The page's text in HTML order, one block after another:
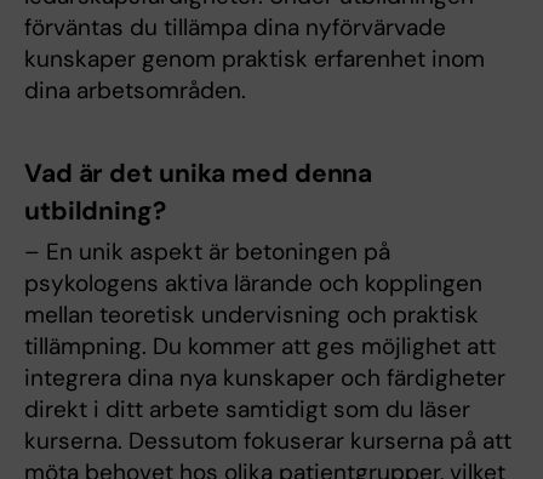
förväntas du tillämpa dina nyförvärvade
kunskaper genom praktisk erfarenhet inom
dina arbetsområden.
Vad är det unika med denna
utbildning?
– En unik aspekt är betoningen på
psykologens aktiva lärande och kopplingen
mellan teoretisk undervisning och praktisk
tillämpning. Du kommer att ges möjlighet att
integrera dina nya kunskaper och färdigheter
direkt i ditt arbete samtidigt som du läser
kurserna. Dessutom fokuserar kurserna på att
möta behovet hos olika patientgrupper, vilket